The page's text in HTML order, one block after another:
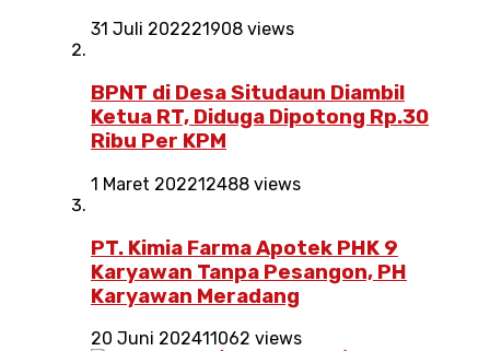
31 Juli 202221908 views
BPNT di Desa Situdaun Diambil
Ketua RT, Diduga Dipotong Rp.30
Ribu Per KPM
1 Maret 202212488 views
PT. Kimia Farma Apotek PHK 9
Karyawan Tanpa Pesangon, PH
Karyawan Meradang
20 Juni 202411062 views